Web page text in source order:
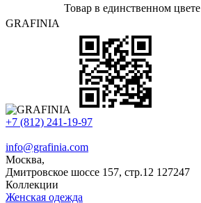
Товар в единственном цвете
GRAFINIA
+7 (812) 241-19-97
info@grafinia.com
Москва,
Дмитровское шоссе 157, стр.12 127247
Коллекции
Женская одежда